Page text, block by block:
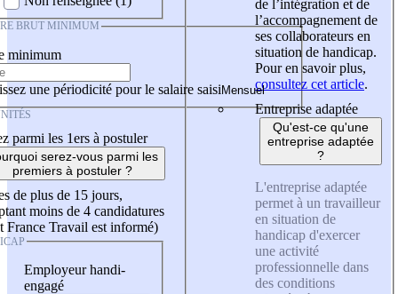
BRUT MINIMUM
minimum
une périodicité pour le salaire saisi
parmi les 1ers à postuler
serez-vous parmi les
premiers à postuler ?
de plus de 15 jours,
moins de 4 candidatures
France Travail est informé)
Employeur handi-
engagé
de l’intégration et de
l’accompagnement de
ses collaborateurs en
situation de handicap.
Pour en savoir plus,
consultez cet article.
Entreprise adaptée
Qu'est-ce qu'une
entreprise adaptée
?
L'entreprise adaptée
permet à un travailleur
en situation de
handicap d'exercer
une activité
professionnelle dans
des conditions